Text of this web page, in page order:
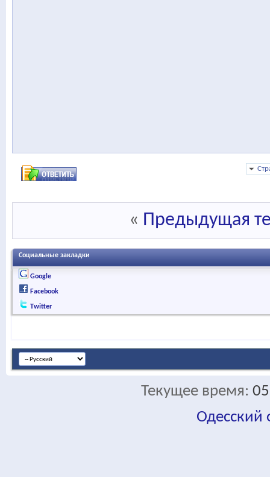
« Предыдущая
Социальные закладки
Google
Facebook
Twitter
Текущее время:
Одесский